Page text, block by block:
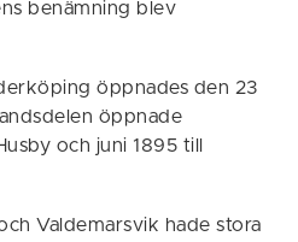
benämning blev
öppnades den 23
öppnade
och juni 1895 till
Valdemarsvik hade stora